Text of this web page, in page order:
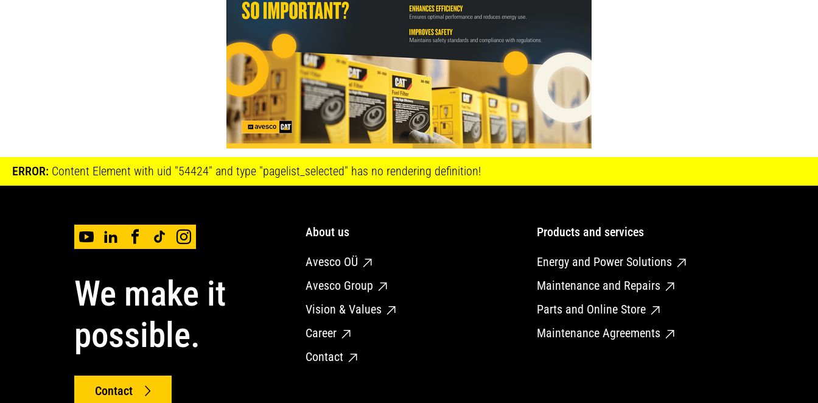
ERROR: Content Element with uid "54424" and type "pagelist_selected" has no rendering definition!
We make it
possible.
Contact
About us
Avesco OÜ
Avesco Group
Vision & Values
Career
Contact
Products and services
Energy and Power Solutions
Maintenance and Repairs
Parts and Online Store
Maintenance Agreements